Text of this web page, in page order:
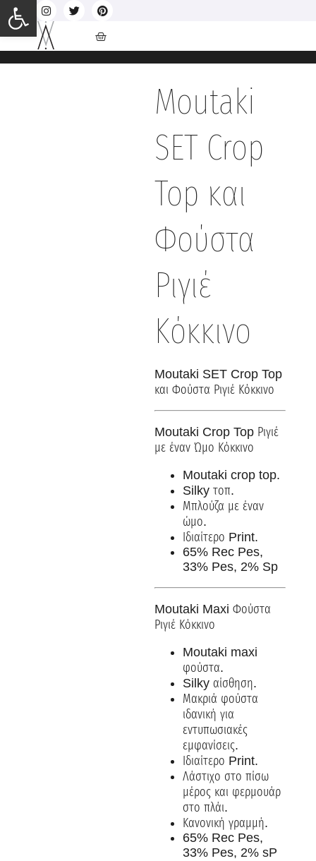
Moutaki
SET Crop
Top και
Φούστα
Ριγιέ
Κόκκινο
Moutaki SET Crop Top
και Φούστα Ριγιέ Κόκκινο
Moutaki Crop Top Ριγιέ
με έναν Ώμο Κόκκινο
Moutaki crop top.
Silky τοπ.
Μπλούζα με έναν
ώμο.
Ιδιαίτερο Print.
65% Rec Pes,
33% Pes, 2% Sp
Moutaki Maxi Φούστα
Ριγιέ Κόκκινο
Moutaki maxi
φούστα.
Silky αίσθηση.
Μακριά φούστα
ιδανική για
εντυπωσιακές
εμφανίσεις.
Ιδιαίτερο Print.
Λάστιχο στο πίσω
μέρος και φερμουάρ
στο πλάι.
Κανονική γραμμή.
65% Rec Pes,
33% Pes, 2% sP
Ανοίξτε τη γραμμή εργαλείων